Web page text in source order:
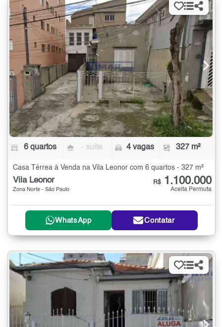
6 quartos - suíte 4 vagas 327 m²
Casa Térrea à Venda na Vila Leonor com 6 quartos - 327 m²
Vila Leonor
Zona Norte - São Paulo
R$ 1.100.000
Aceita Permuta
WhatsApp Contatar